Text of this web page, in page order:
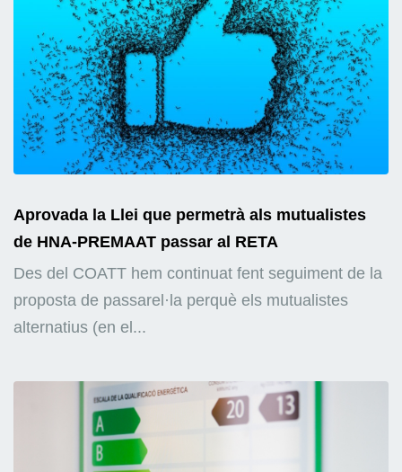
Aprovada la Llei que permetrà als mutualistes
de HNA-PREMAAT passar al RETA
Des del COATT hem continuat fent seguiment de la
proposta de passarel·la perquè els mutualistes
alternatius (en el...